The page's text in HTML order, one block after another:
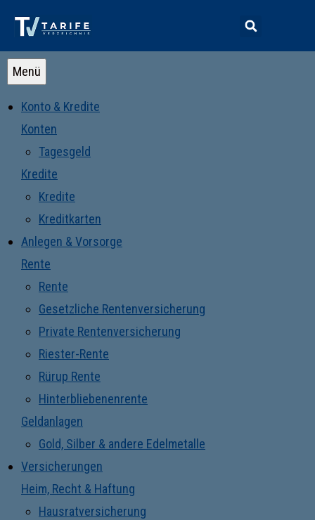
Menü
Konto & Kredite
Konten
Tagesgeld
Kredite
Kredite
Kreditkarten
Anlegen & Vorsorge
Rente
Rente
Gesetzliche Rentenversicherung
Private Rentenversicherung
Riester-Rente
Rürup Rente
Hinterbliebenenrente
Geldanlagen
Gold, Silber & andere Edelmetalle
Versicherungen
Heim, Recht & Haftung
Hausratversicherung